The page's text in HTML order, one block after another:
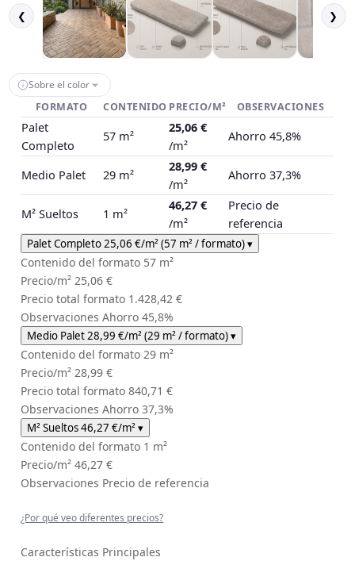
❮ ❯
Sobre el color
FORMATO
CONTENIDO PRECIO/M² OBSERVACIONES
Palet
Completo
57 m²
25,06 €
/m²
Ahorro 45,8%
Medio Palet 29 m²
28,99 €
/m²
Ahorro 37,3%
M² Sueltos 1 m²
46,27 €
/m²
Precio de
referencia
Palet Completo 25,06 €/m² (57 m² / formato)▾
Contenido del formato 57 m²
Precio/m² 25,06 €
Precio total formato 1.428,42 €
Observaciones Ahorro 45,8%
Medio Palet 28,99 €/m² (29 m² / formato)▾
Contenido del formato 29 m²
Precio/m² 28,99 €
Precio total formato 840,71 €
Observaciones Ahorro 37,3%
M² Sueltos46,27 €/m² ▾
Contenido del formato 1 m²
Precio/m² 46,27 €
Observaciones Precio de referencia
¿Por qué veo diferentes precios?
Características Principales